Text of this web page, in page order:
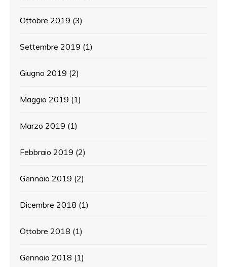
Ottobre 2019 (3)
Settembre 2019 (1)
Giugno 2019 (2)
Maggio 2019 (1)
Marzo 2019 (1)
Febbraio 2019 (2)
Gennaio 2019 (2)
Dicembre 2018 (1)
Ottobre 2018 (1)
Gennaio 2018 (1)